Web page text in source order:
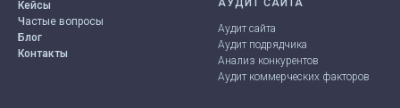
Кейсы
Ч астые вопросы
Блог
Контакты
АУДИТ САЙТА
Аудит сайта
Аудит подрядчика
Анализ конкурентов
Аудит коммерческих факторов